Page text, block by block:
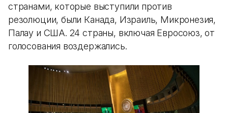
странами, которые выступили против
резолюции, были Канада, Израиль, Микронезия,
Палау и США. 24 страны, включая Евросоюз, от
голосования воздержались.